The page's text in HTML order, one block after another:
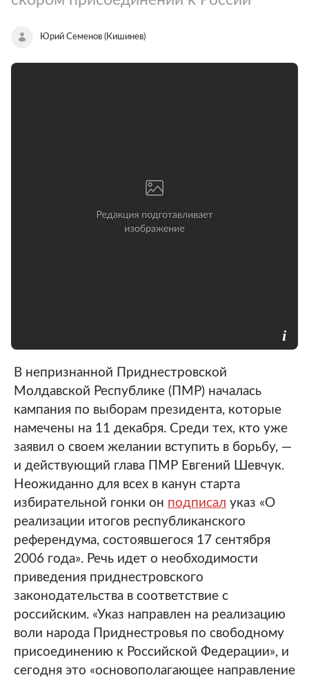
Юрий Семенов (Кишинев)
В непризнанной Приднестровской
Молдавской Республике (ПМР) началась
кампания по выборам президента, которые
намечены на 11 декабря. Среди тех, кто уже
заявил о своем желании вступить в борьбу, —
и действующий глава ПМР Евгений Шевчук.
Неожиданно для всех в канун старта
избирательной гонки он подписал указ «О
реализации итогов республиканского
референдума, состоявшегося 17 сентября
2006 года». Речь идет о необходимости
приведения приднестровского
законодательства в соответствие с
российским. «Указ направлен на реализацию
воли народа Приднестровья по свободному
присоединению к Российской Федерации», и
сегодня это «основополагающее направление